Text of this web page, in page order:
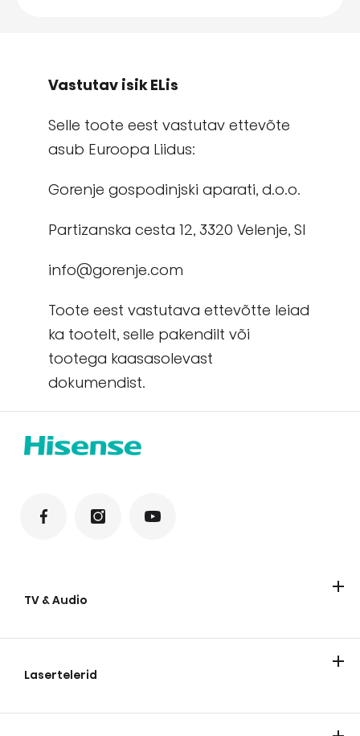
Vastutav isik ELis
Selle toote eest vastutav ettevõte
asub Euroopa Liidus:
Gorenje gospodinjski aparati, d.o.o.
Partizanska cesta 12, 3320 Velenje, Sl
info@gorenje.com
Toote eest vastutava ettevõtte leiad
ka tootelt, selle pakendilt või
tootega kaasasolevast
dokumendist.
TV & Audio
Lasertelerid